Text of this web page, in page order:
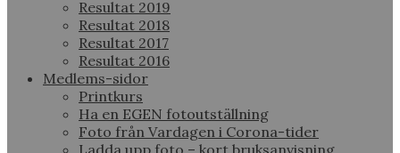
Resultat 2019
Resultat 2018
Resultat 2017
Resultat 2016
Medlems-sidor
Printkurs
Ha en EGEN fotoutställning
Foto från Vardagen i Corona-tider
Ladda upp foto – kort bruksanvisning